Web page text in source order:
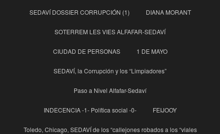
SEDAVÍ DOSSIER CORRUPCIÓN (1) DIANA MORANT
SOTERREM LES VIES ALFAFAR-SEDAVÍ
CIUDAD DE PERSONAS 1 DE MAYO
SEDAVÍ, la Corrupción y los “Limpiadores”
Paso a Nivel Alfafar-Sedaví
INDECENCIA -1- Política social -0- FEIJOOY
Toledo, Chicago, SEDAVÍ de los “callejones robados a los “viales